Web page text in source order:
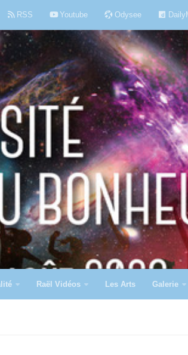
RSS Youtube Odysee
Raël Vidéos Les Arts Galerie